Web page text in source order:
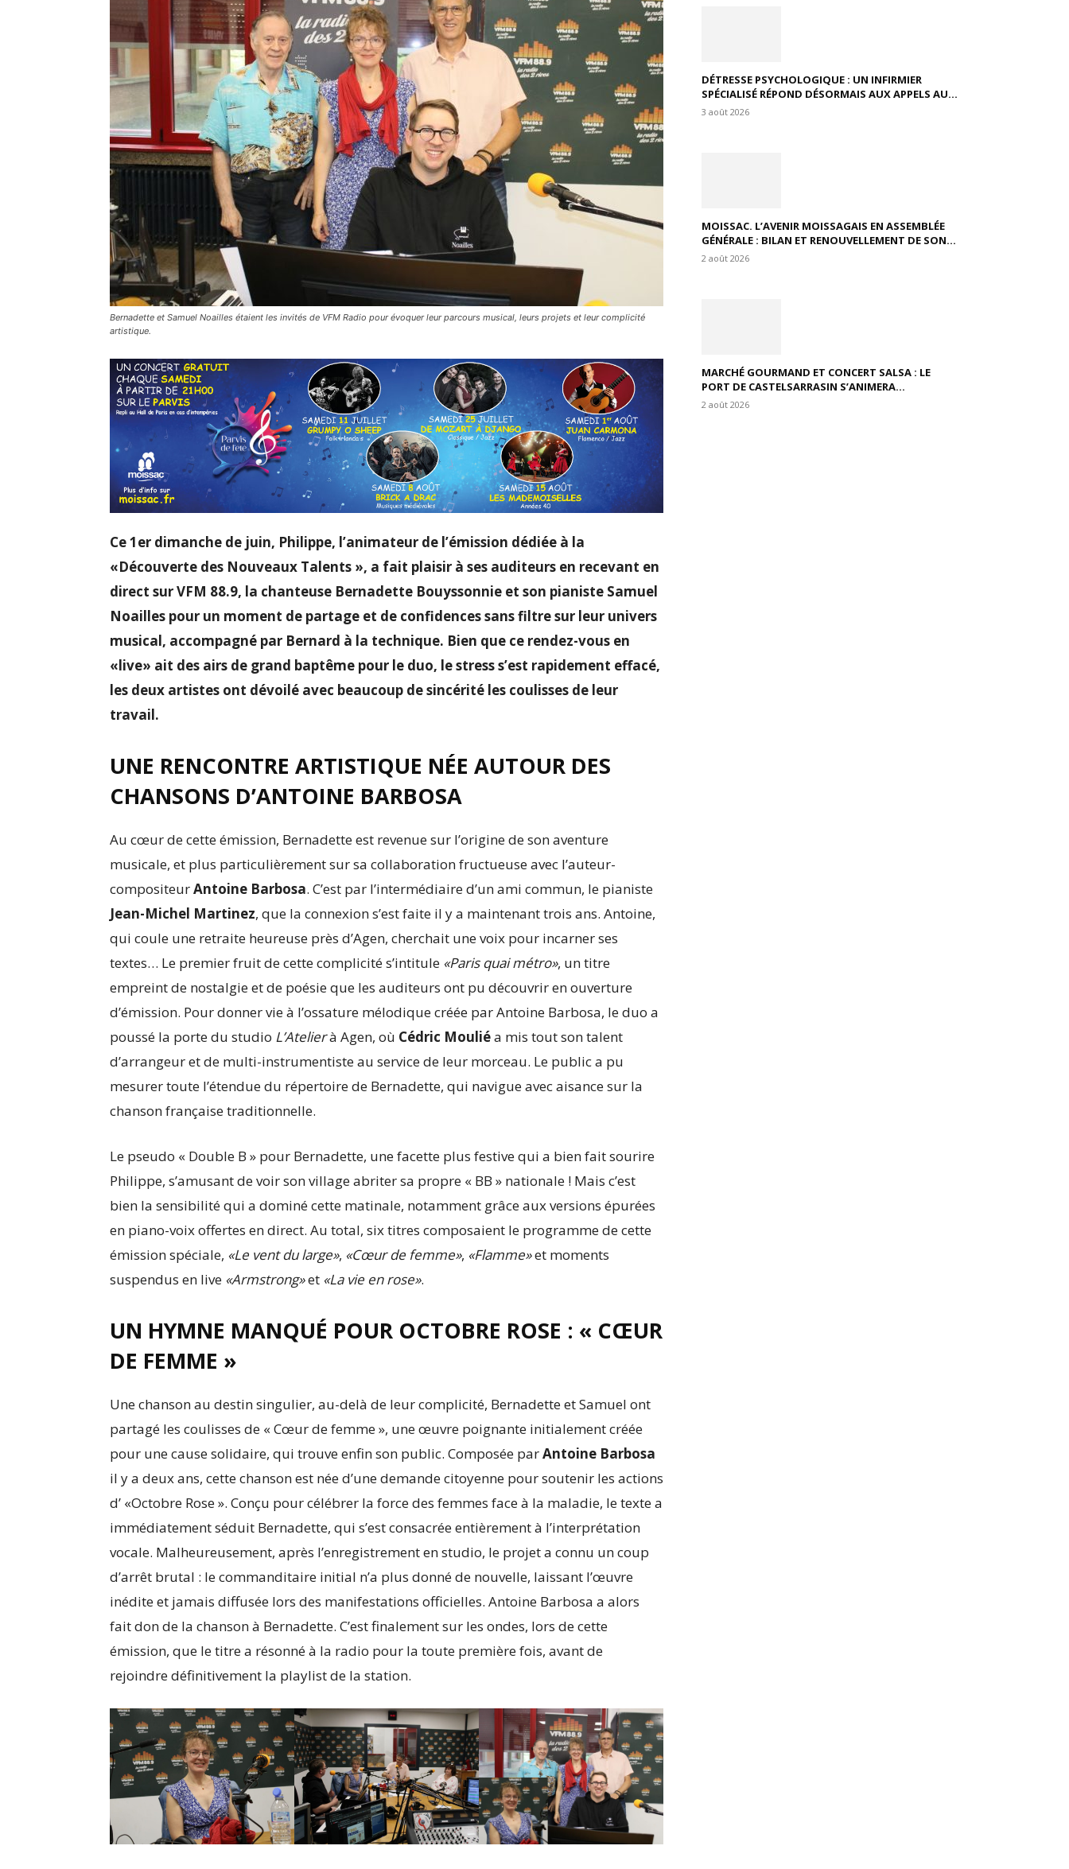
Bernadette et Samuel Noailles étaient les invités de VFM Radio pour évoquer leur parcours musical, leurs projets et leur complicité
artistique.
​​Ce 1er dimanche de juin, Philippe, l’animateur de l’émission dédiée à la
«Découverte des Nouveaux Talents », a fait plaisir à ses auditeurs en recevant en
direct sur VFM 88.9, la chanteuse Bernadette Bouyssonnie et son pianiste Samuel
Noailles pour un moment de partage et de confidences sans filtre sur leur univers
musical, accompagné par Bernard à la technique. Bien que ce rendez-vous en
«live» ait des airs de grand baptême pour le duo, le stress s’est rapidement effacé,
les deux artistes ont dévoilé avec beaucoup de sincérité les coulisses de leur
travail. ​
UNE RENCONTRE ARTISTIQUE NÉE AUTOUR DES
CHANSONS D’ANTOINE BARBOSA
Au cœur de cette émission, Bernadette est revenue sur l’origine de son aventure
musicale, et plus particulièrement sur sa collaboration fructueuse avec l’auteur-
compositeurAntoine Barbosa. C’est par l’intermédiaire d’un ami commun, le pianiste
Jean-Michel Martinez, que la connexion s’est faite il y a maintenant trois ans. Antoine,
qui coule une retraite heureuse près d’Agen, cherchait une voix pour incarner ses
textes… ​Le premier fruit de cette complicité s’intitule «Paris quai métro», un titre
empreint de nostalgie et de poésie que les auditeurs ont pu découvrir en ouverture
d’émission. Pour donner vie à l’ossature mélodique créée par Antoine Barbosa, le duo a
poussé la porte du studio L’Atelierà Agen, où Cédric Mouliéa mis tout son talent
d’arrangeur et de multi-instrumentiste au service de leur morceau.​ Le public a pu
mesurer toute l’étendue du répertoire de Bernadette, qui navigue avec aisance sur la
chanson française traditionnelle.
Le pseudo « Double B » pour Bernadette, une facette plus festive qui a bien fait sourire
Philippe, s’amusant de voir son village abriter sa propre « BB » nationale ! ​Mais c’est
bien la sensibilité qui a dominé cette matinale, notamment grâce aux versions épurées
en piano-voix offertes en direct. Au total, six titres composaient le programme de cette
émission spéciale, «Le vent du large», «Cœur de femme», «Flamme»et moments
suspendus en live «Armstrong»et «La vie en rose».
UN HYMNE MANQUÉ POUR OCTOBRE ROSE : « CŒUR
DE FEMME »
Une chanson au destin singulier, au-delà de leur complicité, Bernadette et Samuel ont
partagé les coulisses de « Cœur de femme », une œuvre poignante initialement créée
pour une cause solidaire, qui trouve enfin son public. ​Composée parAntoine Barbosa
il y a deux ans, cette chanson est née d’une demande citoyenne pour soutenir les actions
d’ «Octobre Rose ». Conçu pour célébrer la force des femmes face à la maladie, le texte a
immédiatement séduit Bernadette, qui s’est consacrée entièrement à l’interprétation
vocale. ​Malheureusement, après l’enregistrement en studio, le projet a connu un coup
d’arrêt brutal : le commanditaire initial n’a plus donné de nouvelle, laissant l’œuvre
inédite et jamais diffusée lors des manifestations officielles. Antoine Barbosa a alors
fait don de la chanson à Bernadette. C’est finalement sur les ondes, lors de cette
émission, que le titre a résonné à la radio pour la toute première fois, avant de
rejoindre définitivement la playlist de la station.
DÉTRESSE PSYCHOLOGIQUE : UN INFIRMIER
SPÉCIALISÉ RÉPOND DÉSORMAIS AUX APPELS AU...
3 août 2026
MOISSAC. L’AVENIR MOISSAGAIS EN ASSEMBLÉE
GÉNÉRALE : BILAN ET RENOUVELLEMENT DE SON...
2 août 2026
MARCHÉ GOURMAND ET CONCERT SALSA : LE
PORT DE CASTELSARRASIN S’ANIMERA...
2 août 2026